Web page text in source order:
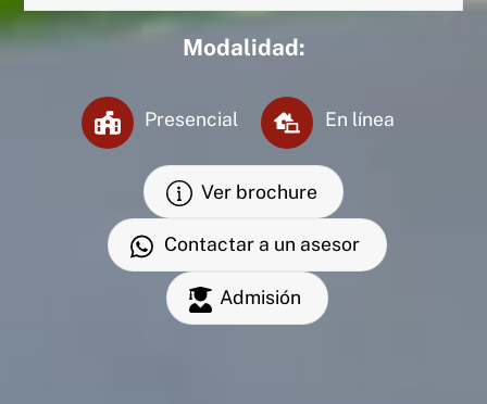
Modalidad:
Presencial En línea
Ver brochure
Contactar a un asesor
Admisión